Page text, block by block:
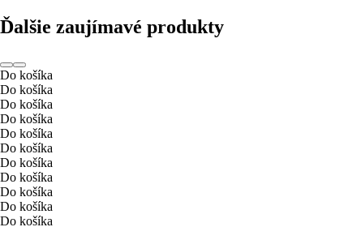
Ďalšie zaujímavé produkty
Do košíka
Do košíka
Do košíka
Do košíka
Do košíka
Do košíka
Do košíka
Do košíka
Do košíka
Do košíka
Do košíka